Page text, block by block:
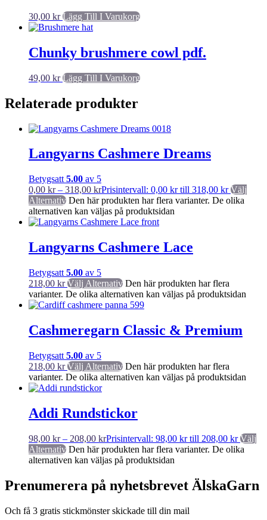
30,00 kr Lägg Till I Varukorg
Chunky brushmere cowl pdf.
49,00 kr Lägg Till I Varukorg
Relaterade produkter
Langyarns Cashmere Dreams
Betygsatt 5.00 av 5
0,00 kr – 318,00 krPrisintervall: 0,00 kr till 318,00 kr Välj
Alternativ Den här produkten har flera varianter. De olika
alternativen kan väljas på produktsidan
Langyarns Cashmere Lace
Betygsatt 5.00 av 5
218,00 kr Välj Alternativ Den här produkten har flera
varianter. De olika alternativen kan väljas på produktsidan
Cashmeregarn Classic & Premium
Betygsatt 5.00 av 5
218,00 kr Välj Alternativ Den här produkten har flera
varianter. De olika alternativen kan väljas på produktsidan
Addi Rundstickor
98,00 kr – 208,00 krPrisintervall: 98,00 kr till 208,00 kr Välj
Alternativ Den här produkten har flera varianter. De olika
alternativen kan väljas på produktsidan
Prenumerera på nyhetsbrevet ÄlskaGarn
Och få 3 gratis stickmönster skickade till din mail